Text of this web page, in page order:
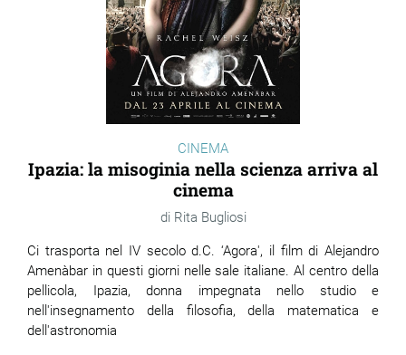
CINEMA
Ipazia: la misoginia nella scienza arriva al
cinema
Rita Bugliosi
Ci trasporta nel IV secolo d.C. ‘Agora', il film di Alejandro
Amenàbar in questi giorni nelle sale italiane. Al centro della
pellicola, Ipazia, donna impegnata nello studio e
nell'insegnamento della filosofia, della matematica e
dell'astronomia